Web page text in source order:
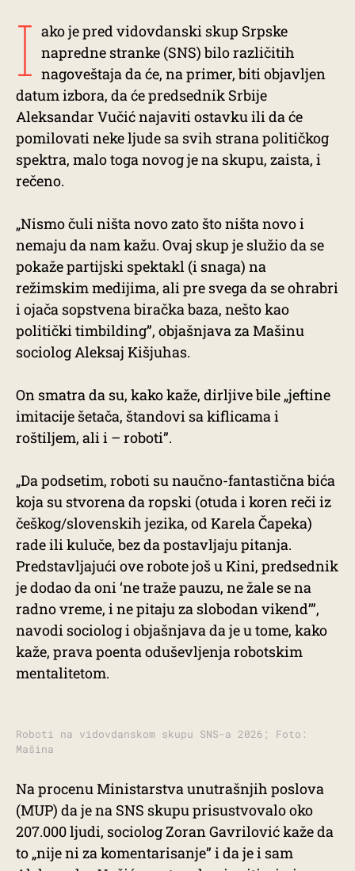
I ako je pred vidovdanski skup Srpske
napredne stranke (SNS) bilo različitih
nagoveštaja da će, na primer, biti objavljen
datum izbora, da će predsednik Srbije
Aleksandar Vučić najaviti ostavku ili da će
pomilovati neke ljude sa svih strana političkog
spektra, malo toga novog je na skupu, zaista, i
rečeno.
„Nismo čuli ništa novo zato što ništa novo i
nemaju da nam kažu. Ovaj skup je služio da se
pokaže partijski spektakl (i snaga) na
režimskim medijima, ali pre svega da se ohrabri
i ojača sopstvena biračka baza, nešto kao
politički timbilding”, objašnjava za Mašinu
sociolog Aleksaj Kišjuhas.
On smatra da su, kako kaže, dirljive bile „jeftine
imitacije šetača, štandovi sa kiflicama i
roštiljem, ali i – roboti”.
„Da podsetim, roboti su naučno-fantastična bića
koja su stvorena da ropski (otuda i koren reči iz
češkog/slovenskih jezika, od Karela Čapeka)
rade ili kuluče, bez da postavljaju pitanja.
Predstavljajući ove robote još u Kini, predsednik
je dodao da oni ‘ne traže pauzu, ne žale se na
radno vreme, i ne pitaju za slobodan vikend’”,
navodi sociolog i objašnjava da je u tome, kako
kaže, prava poenta oduševljenja robotskim
mentalitetom.
Roboti na vidovdanskom skupu SNS-a 2026; Foto:
Mašina
Na procenu Ministarstva unutrašnjih poslova
(MUP) da je na SNS skupu prisustvovalo oko
207.000 ljudi, sociolog Zoran Gavrilović kaže da
to „nije ni za komentarisanje” i da je i sam